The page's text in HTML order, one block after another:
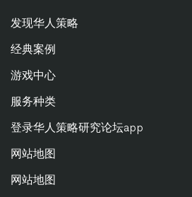
发现华人策略
经典案例
游戏中心
服务种类
登录华人策略研究论坛app
网站地图
网站地图